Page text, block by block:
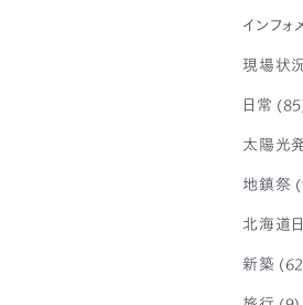
インフォ
現場状
日常
太陽光
地鎮祭
北海道
新築